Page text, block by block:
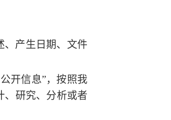
、产生日期、文件
开信息”，按照我
、研究、分析或者